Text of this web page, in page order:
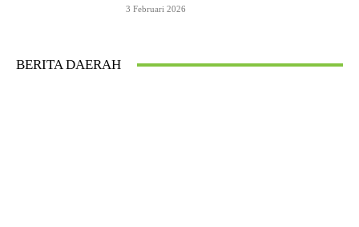
3 Februari 2026
BERITA DAERAH